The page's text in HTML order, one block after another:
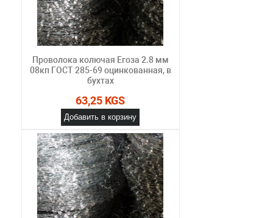
Проволока колючая Егоза 2.8 мм
08кп ГОСТ 285-69 оцинкованная, в
бухтах
63,25 KGS
Добавить в корзину